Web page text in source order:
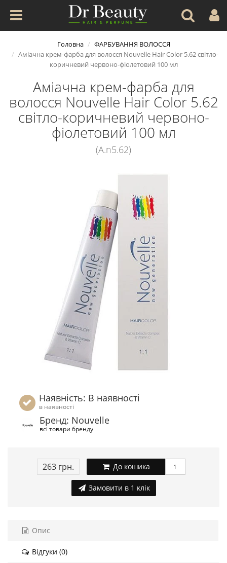
Головна
ФАРБУВАННЯ ВОЛОССЯ
Аміачна крем-фарба для волосся Nouvelle Hair Color 5.62 світло-
коричневий червоно-фіолетовий 100 мл
Аміачна крем-фарба для
волосся Nouvelle Hair Color 5.62
світло-коричневий червоно-
фіолетовий 100 мл
(A.n5.62)
Наявність: В наявності
в наявності
Бренд: Nouvelle
всі товари бренду
263 грн. До кошика
Замовити в 1 клік
Опис
Відгуки (0)